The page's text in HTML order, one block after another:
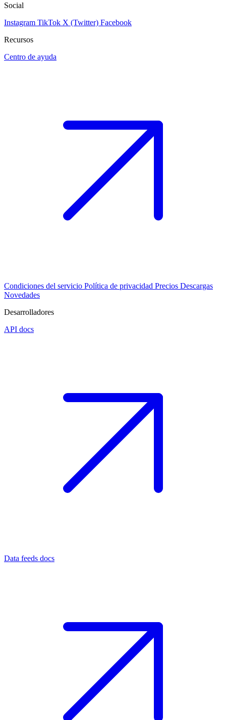
Social
Instagram TikTok X (Twitter) Facebook
Recursos
Centro de ayuda
Condiciones del servicio Política de privacidad Precios Descargas
Novedades
Desarrolladores
API docs
Data feeds docs